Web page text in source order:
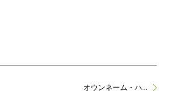
オウンネーム・ハ...